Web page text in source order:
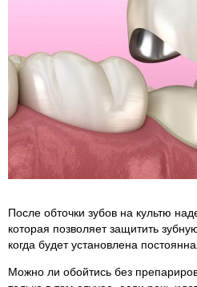
После обточки зубов на культю
которая позволяет защитить
когда будет установлена
Можно ли обойтись без